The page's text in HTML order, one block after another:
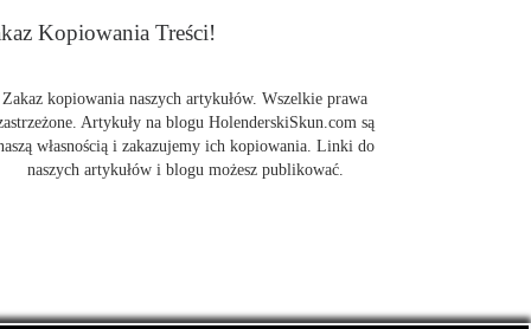
Kopiowania Treści!
Zakaz kopiowania naszych artykułów. Wszelkie prawa
Artykuły na blogu HolenderskiSkun.com są
własnością i zakazujemy ich kopiowania. Linki do
naszych artykułów i blogu możesz publikować.